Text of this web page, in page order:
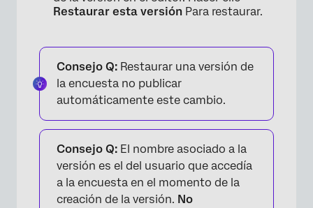
Restaurar esta versión Para restaurar.
Consejo Q: Restaurar una versión de
la encuesta no publicar
automáticamente este cambio.
Consejo Q: El nombre asociado a la
versión es el del usuario que accedía
a la encuesta en el momento de la
creación de la versión. No